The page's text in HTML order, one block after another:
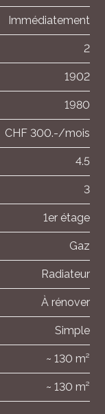
Immédiatement
2
1902
1980
CHF 300.-/mois
4.5
3
1er étage
Gaz
Radiateur
À rénover
Simple
~ 130 m²
~ 130 m²